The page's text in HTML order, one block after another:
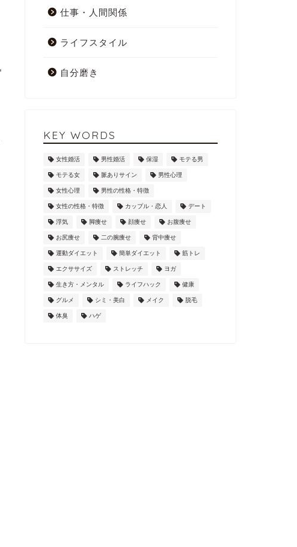
仕事・人間関係
ライフスタイル
自分磨き
KEY WORDS
女性婚活 男性婚活 保湿 モテる男
モテる女 脈ありサイン 男性心理
女性心理 男性の性格・特徴
女性の性格・特徴 カップル・恋人 デート
浮気 脚痩せ 顔痩せ お腹痩せ
お尻痩せ 二の腕痩せ 背中痩せ
運動ダイエット 簡単ダイエット 筋トレ
エクササイズ ストレッチ ヨガ
生き方・メンタル ライフハック 健康
グルメ シミ・美白 メイク 脱毛
体臭 ハゲ